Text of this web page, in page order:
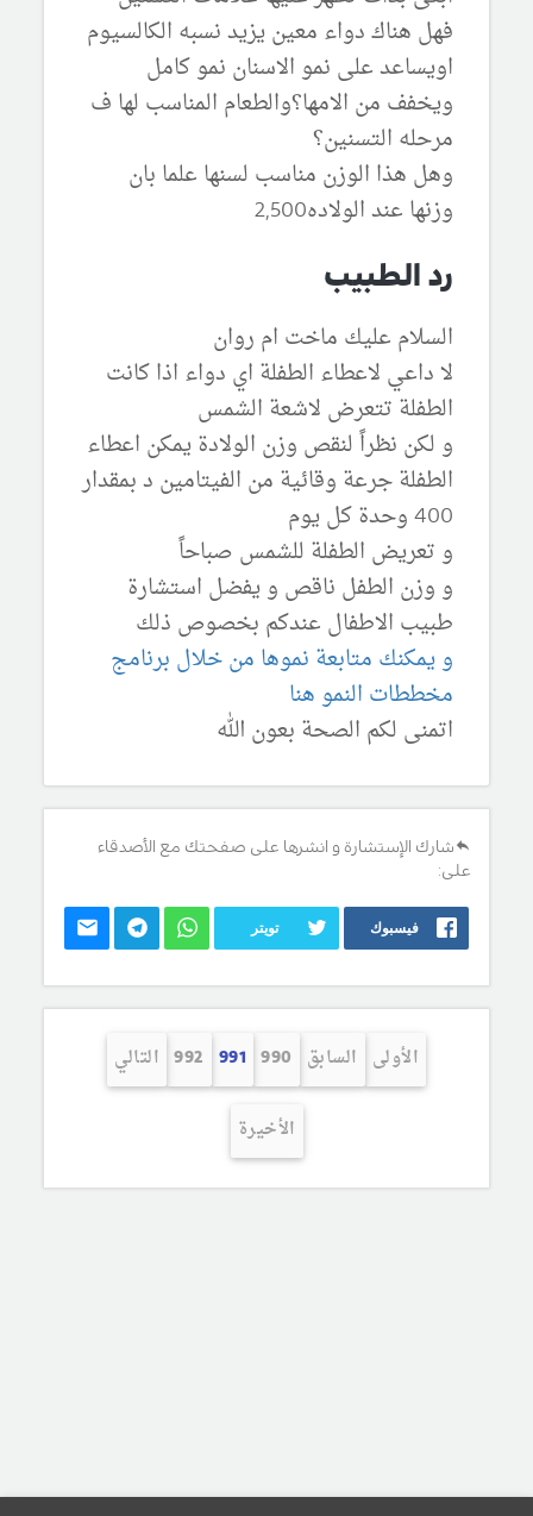
فهل هناك دواء معين يزيد نسبه الكالسيوم
اويساعد على نمو الاسنان نمو كامل
ويخفف من الامها؟والطعام المناسب لها ف
مرحله التسنين؟
وهل هذا الوزن مناسب لسنها علما بان
وزنها عند الولاده2,500
رد الطبيب
السلام عليك ماخت ام روان
لا داعي لاعطاء الطفلة اي دواء اذا كانت
الطفلة تتعرض لاشعة الشمس
و لكن نظراً لنقص وزن الولادة يمكن اعطاء
الطفلة جرعة وقائية من الفيتامين د بمقدار
400 وحدة كل يوم
و تعريض الطفلة للشمس صباحاً
و وزن الطفل ناقص و يفضل استشارة
طبيب الاطفال عندكم بخصوص ذلك
و يمكنك متابعة نموها من خلال برنامج
مخططات النمو هنا
اتمنى لكم الصحة بعون الله
شارك الإستشارة و انشرها على صفحتك مع الأصدقاء
على:
فيسبوك تويتر
الأولى السابق 990
991
992 التالي
الأخيرة